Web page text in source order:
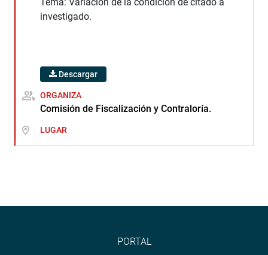
investigado.
Descargar
ORGANIZA
Comisión de Fiscalización y Contraloría.
LUGAR
PORTAL